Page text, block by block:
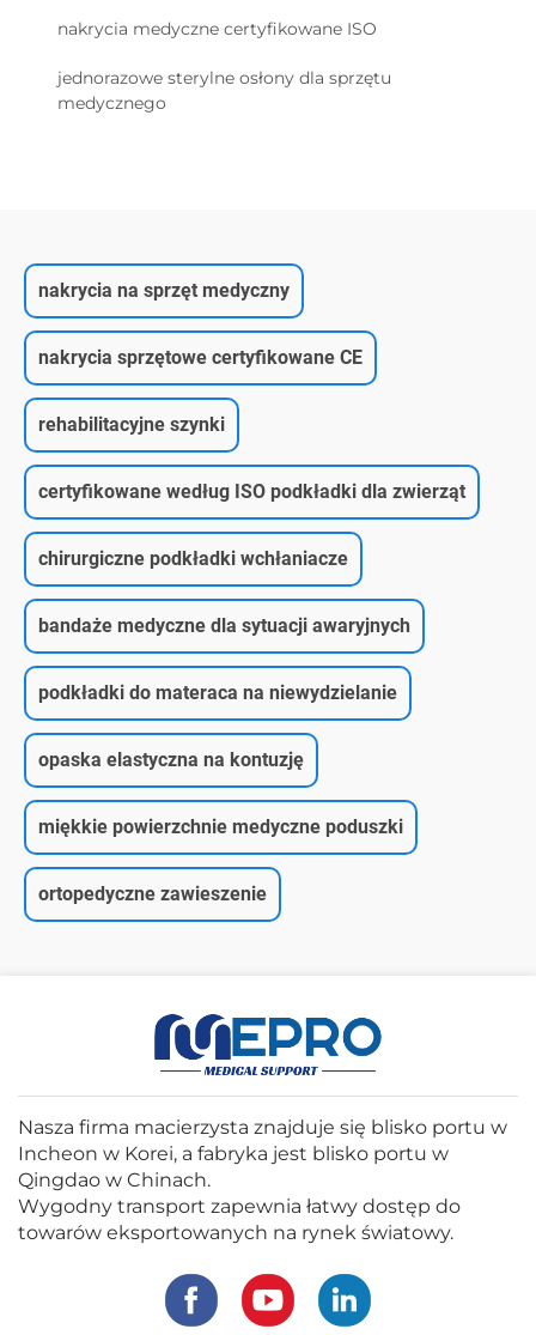
nakrycia medyczne certyfikowane ISO
jednorazowe sterylne osłony dla sprzętu
medycznego
nakrycia na sprzęt medyczny
nakrycia sprzętowe certyfikowane CE
rehabilitacyjne szynki
certyfikowane według ISO podkładki dla zwierząt
chirurgiczne podkładki wchłaniacze
bandaże medyczne dla sytuacji awaryjnych
podkładki do materaca na niewydzielanie
opaska elastyczna na kontuzję
miękkie powierzchnie medyczne poduszki
ortopedyczne zawieszenie
Nasza firma macierzysta znajduje się blisko portu w
Incheon w Korei, a fabryka jest blisko portu w
Qingdao w Chinach.
Wygodny transport zapewnia łatwy dostęp do
towarów eksportowanych na rynek światowy.